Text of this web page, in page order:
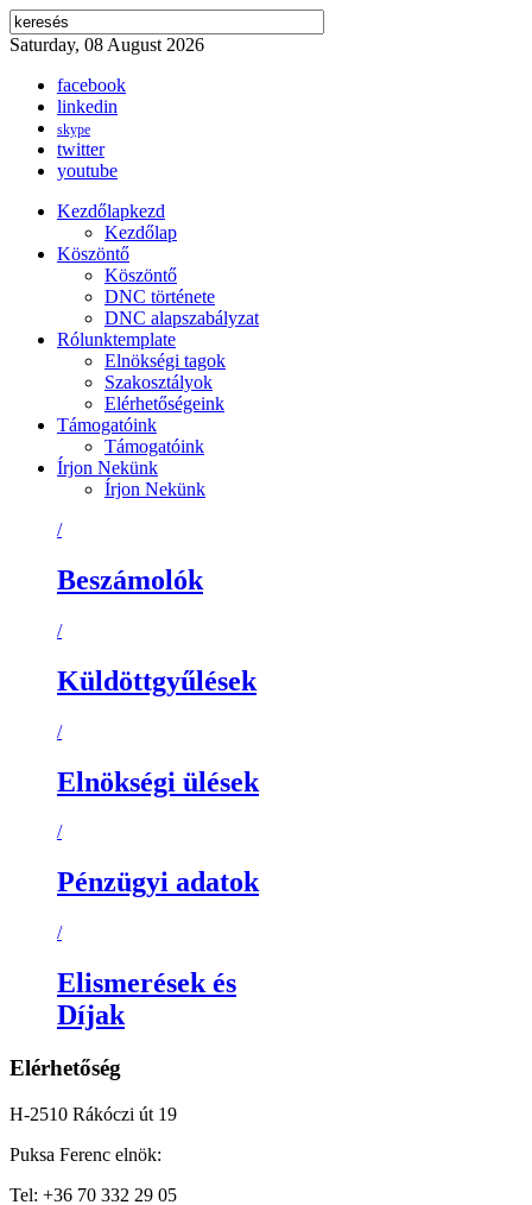
Saturday, 08 August 2026
facebook
linkedin
skype
twitter
youtube
Kezdőlapkezd
Kezdőlap
Köszöntő
Köszöntő
DNC története
DNC alapszabályzat
Rólunktemplate
Elnökségi tagok
Szakosztályok
Elérhetőségeink
Támogatóink
Támogatóink
Írjon Nekünk
Írjon Nekünk
/
Beszámolók
/
Küldöttgyűlések
/
Elnökségi ülések
/
Pénzügyi adatok
/
Elismerések és
Díjak
Elérhetőség
H-2510 Rákóczi út 19
Puksa Ferenc elnök:
Tel: +36 70 332 29 05